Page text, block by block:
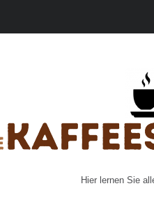
Hier lernen Sie